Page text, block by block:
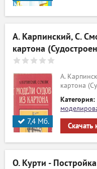
Мб.
А. Карпинский, С.
картона
7,4 Мб.
А.
картона
Категория:
Скачать
О. Курти -